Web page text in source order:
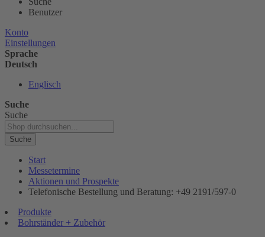
Benutzer
Konto
Einstellungen
Sprache
Deutsch
Englisch
Suche
Suche
Suche
Start
Messetermine
Aktionen und Prospekte
Telefonische Bestellung und Beratung: +49 2191/597-0
Produkte
Bohrständer + Zubehör